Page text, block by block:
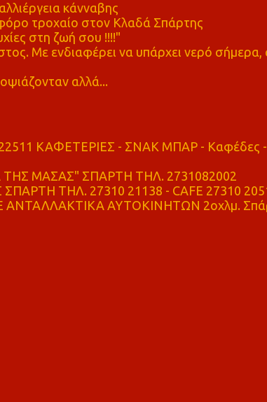
κάνναβης
τροχαίο στον Κλαδά Σπάρτης
στη ζωή σου !!!!"
Με ενδιαφέρει να υπάρχει νερό σήμερα,
αλλά...
ΚΑΦΕΤΕΡΙΕΣ - ΣΝΑΚ ΜΠΑΡ - Καφέδες -
ΜΑΣΑΣ" ΣΠΑΡΤΗ ΤΗΛ. 2731082002
ΤΗΛ. 27310 21138 - CAFE 27310
ΑΥΤΟΚΙΝΗΤΩΝ 2οχλμ.